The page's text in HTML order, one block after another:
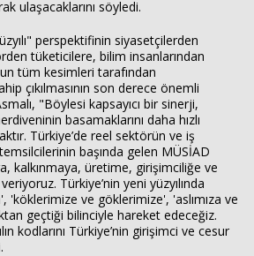
ulaşacaklarını söyledi.
perspektifinin siyasetçilerden
tüketicilere, bilim insanlarından
tüm kesimleri tarafından
çıkılmasının son derece önemli
"Böylesi kapsayıcı bir sinerji,
basamaklarını daha hızlı
Türkiye’de reel sektörün ve iş
başında gelen MÜSİAD
kalkınmaya, üretime, girişimciliğe ve
Türkiye’nin yeni yüzyılında
'köklerimize ve göklerimize', 'aslımıza ve
geçtiği bilinciyle hareket edeceğiz.
kodlarını Türkiye’nin girişimci ve cesur